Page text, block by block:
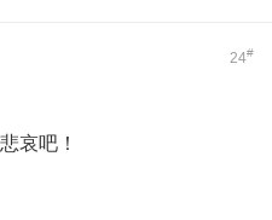
24#
哀吧！